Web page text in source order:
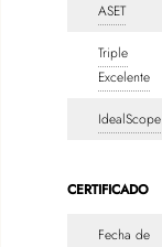
ASET
Triple
Excelente
IdealScope
CERTIFICADO
Fecha de